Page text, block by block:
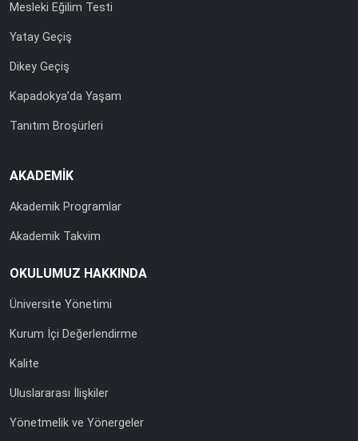
Mesleki Eğilim Testi
Yatay Geçiş
Dikey Geçiş
Kapadokya’da Yaşam
Tanıtım Broşürleri
AKADEMİK
Akademik Programlar
Akademik Takvim
OKULUMUZ HAKKINDA
Üniversite Yönetimi
Kurum İçi Değerlendirme
Kalite
Uluslararası İlişkiler
Yönetmelik ve Yönergeler